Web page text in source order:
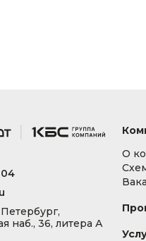
наб., 36, литера А
О